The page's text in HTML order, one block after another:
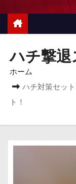
ハチ撃
ホーム
ハチ対策セッ
ト！